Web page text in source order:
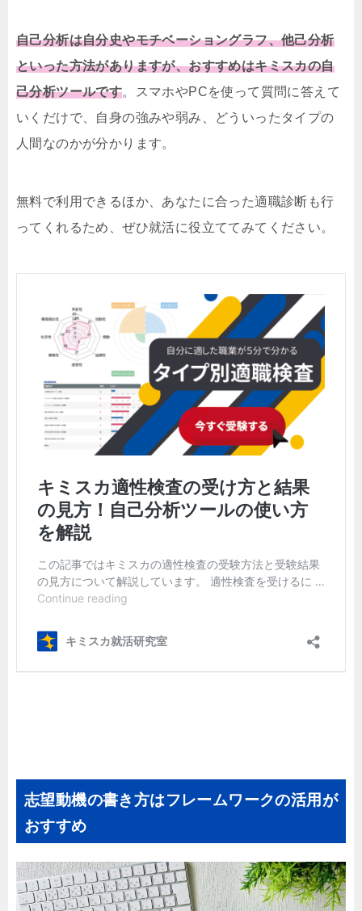
自己分析は自分史やモチベーショングラフ、他己分析
といった方法がありますが、おすすめはキミスカの自
己分析ツールです。スマホやPCを使って質問に答えて
いくだけで、自身の強みや弱み、どういったタイプの
人間なのかが分かります。
無料で利用できるほか、あなたに合った適職診断も行
ってくれるため、ぜひ就活に役立ててみてください。
志望動機の書き方はフレームワークの活用が
おすすめ